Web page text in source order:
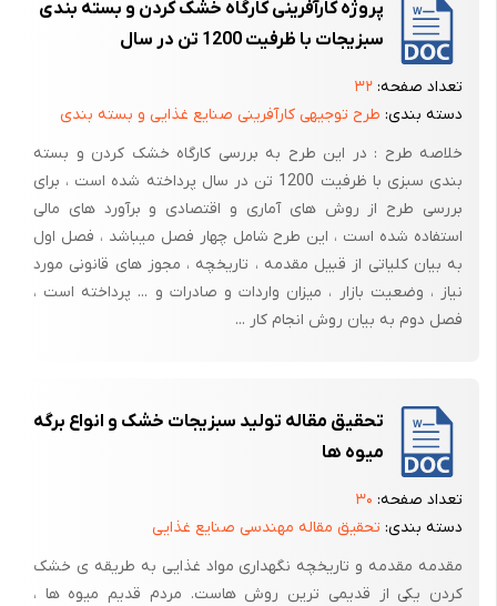
بالاتر به پایین سقوط میکنند و مسلما پس از برخورد به دیگر اجسام یا
اشخاص سبب آسیب خواهند شد. امروزه بسیاری از عملیات در صنایع وجود
دارد که خطر مکانیکی سقوط ، مشکلی حل نشدنی برای آنها شده است بعنوان
مثال در صنایع ساختمانی ( ساخت ساختمانهای بلند ، سدسازی ، تونل سازی ،
پل سازی و معادن ) و همچنین در سیستم حمل و نقل ( حمل و نقل توسط
لیفتراک برقی و یا بنزینی ، حمل و نقل دستی ، حمل و نقل توسط جرثقیلهای
سقفی ، ) خطر سقوط بیشتر مشاهده میشود .
پروژه کارآفرینی کارگاه خشک کردن و بسته بندی
سبزیجات با ظرفیت 1200 تن در سال
تعداد صفحه: ۳۲
دسته بندی: طرح توجیهی کارآفرینی صنایع غذایی و بسته بندی
خلاصه طرح : در این طرح به بررسی کارگاه خشک کردن و بسته
بندی سبزی با ظرفیت 1200 تن در سال پرداخته شده است ، برای
بررسی طرح از روش های آماری و اقتصادی و برآورد های مالی
استفاده شده است ، این طرح شامل چهار فصل میباشد ، فصل اول
به بیان کلیاتی از قبیل مقدمه ، تاریخچه ، مجوز های قانونی مورد
نیاز ، وضعیت بازار ، میزان واردات و صادرات و ... پرداخته است ،
فصل دوم به بیان روش انجام کار ...
تحقیق مقاله تولید سبزیجات خشک و انواع برگه
میوه ها
تعداد صفحه: ۳۰
دسته بندی: تحقیق مقاله مهندسی صنایع غذایی
مقدمه مقدمه و تاریخچه نگهداری مواد غذایی به طریقه ی خشک
کردن یکی از قدیمی ترین روش هاست. مردم قدیم میوه ها ،